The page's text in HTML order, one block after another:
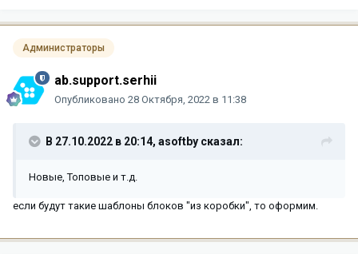
Администраторы
ab.support.serhii
Опубликовано 28 Октября, 2022 в 11:38
В 27.10.2022 в 20:14, asoftby сказал:
Новые, Топовые и т.д.
если будут такие шаблоны блоков "из коробки", то оформим.